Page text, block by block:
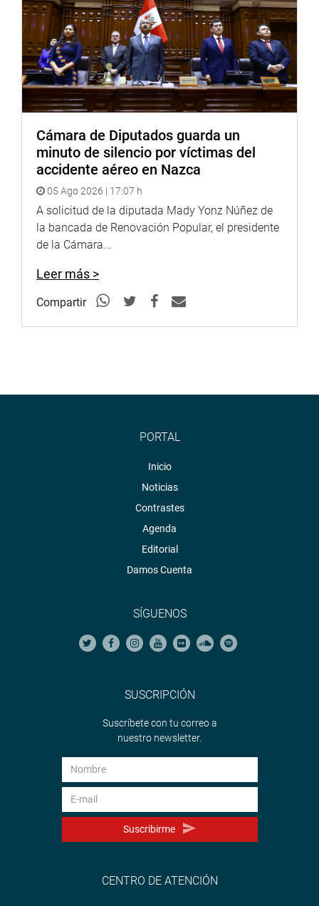
a través de sus dirigentes, para que las empresas que
extraigan minerales tengan reparos en materia social y
ambiental”, destacó el legislador.
No obstante, Marticorena Mendoza expresó que existe
desazón entre la ciudadanía de las zonas donde se
realiza actividad minera, al no contar con recursos
“Ese caso se puede apreciar, por ejemplo, en el distrito de
Marcona en Ica, departamento al que represento”,
aseveró.
Finalmente, alegó que la mayoría de comunidades en el
Perú ya no se muestra en contra de la inversión privada;
por el contrario, lo único que exigen es respeto por lo
OFICINA DE COMUNICACIONES E IMAGEN
INSTITUCIONAL
Cámara de Diputados guarda un
minuto de silencio por víctimas del
accidente aéreo en Nazca
05 Ago 2026 | 17:07 h
A solicitud de la diputada Mady Yonz Núñez de
la bancada de Renovación Popular, el presidente
de la Cámara...
Leer más >
Compartir
PORTAL
Inicio
Noticias
Contrastes
Agenda
Editorial
Damos Cuenta
SÍGUENOS
SUSCRIPCIÓN
Suscríbete con tu correo a
nuestro newsletter.
Suscribirme
CENTRO DE ATENCIÓN